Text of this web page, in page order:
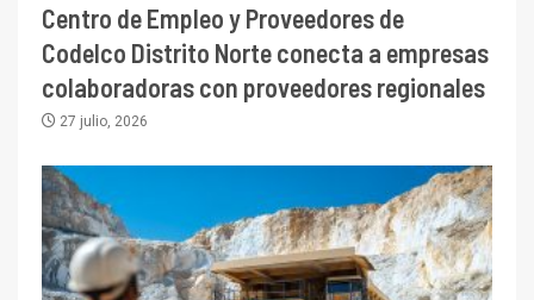
Centro de Empleo y Proveedores de
Codelco Distrito Norte conecta a empresas
colaboradoras con proveedores regionales
27 julio, 2026